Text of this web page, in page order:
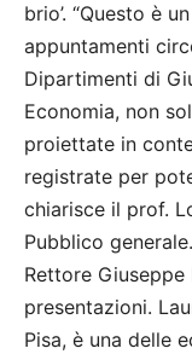
brio’. “Questo è
appuntamenti
Dipartimenti di
Economia, non
proiettate in
registrate per
chiarisce il prof.
Pubblico
Rettore Giuseppe
presentazioni.
Pisa, è una delle